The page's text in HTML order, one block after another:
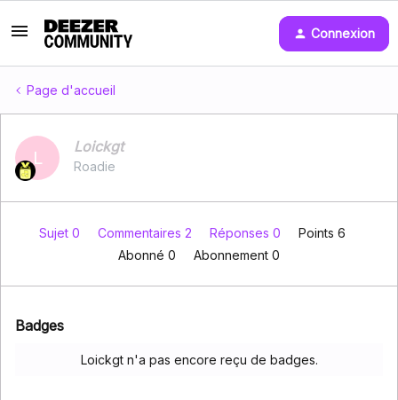
Connexion
Page d'accueil
L
Loickgt
Roadie
Sujet 0 Commentaires 2 Réponses 0
Points 6
Abonné 0 Abonnement 0
Badges
Loickgt n'a pas encore reçu de badges.